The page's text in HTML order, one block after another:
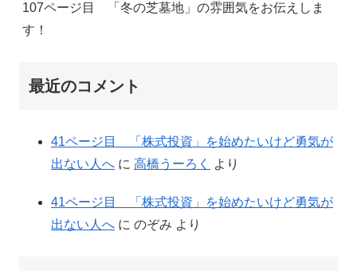
107ページ目 「冬の芝墓地」の雰囲気をお伝えしま
す！
最近のコメント
41ページ目 「株式投資」を始めたいけど勇気が
出ない人へ に 高橋うーろく より
41ページ目 「株式投資」を始めたいけど勇気が
出ない人へ に のぞみ より